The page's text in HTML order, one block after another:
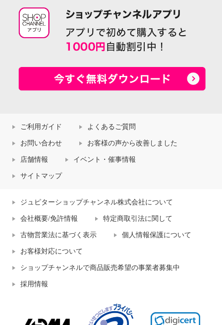
ご利用ガイド よくあるご質問
お問い合わせ お客様の声から改善しました
店舗情報 イベント・催事情報
サイトマップ
ジュピターショップチャンネル株式会社について
会社概要/免許情報 特定商取引法に関して
古物営業法に基づく表示 個人情報保護について
お客様対応について
ショップチャンネルで商品販売希望の事業者募集中
採用情報